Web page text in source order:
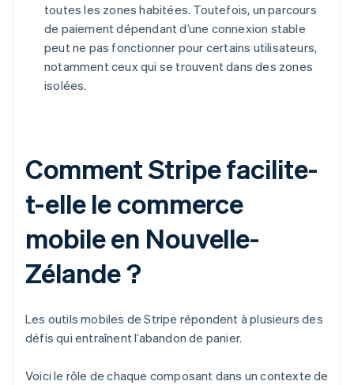
toutes les zones habitées. Toutefois, un parcours
de paiement dépendant d’une connexion stable
peut ne pas fonctionner pour certains utilisateurs,
notamment ceux qui se trouvent dans des zones
isolées.
Comment Stripe facilite-
t-elle le commerce
mobile en Nouvelle-
Zélande ?
Les outils mobiles de Stripe répondent à plusieurs des
défis qui entraînent l’abandon de panier.
Voici le rôle de chaque composant dans un contexte de